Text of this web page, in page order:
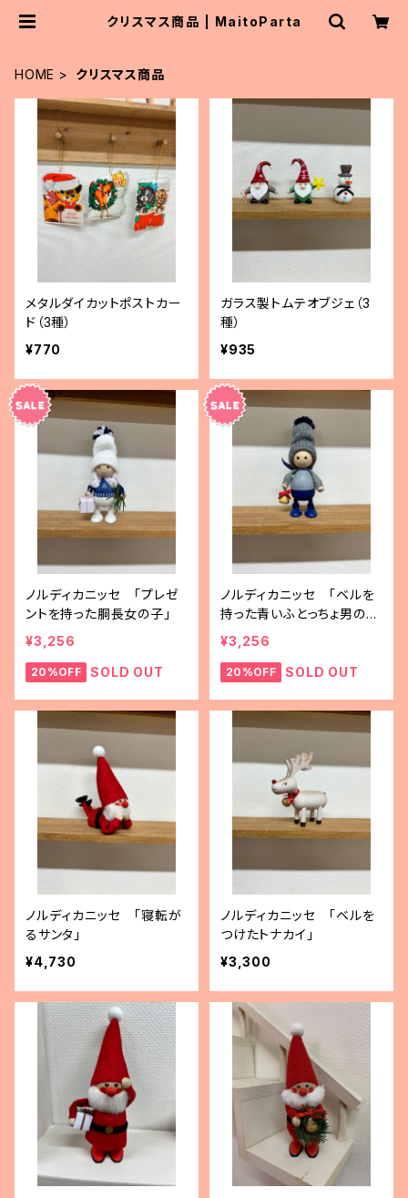
クリスマス商品 | MaitoParta
HOME クリスマス商品
メタルダイカットポストカー
ド（3種）
¥770
ガラス製トムテオブジェ（3
種）
¥935
ノルディカニッセ 「プレゼ
ントを持った胴長女の子」
¥3,256
20%OFF SOLD OUT
ノルディカニッセ 「ベルを
持った青いふとっちょ男の
子」
¥3,256
20%OFF SOLD OUT
ノルディカニッセ 「寝転が
るサンタ」
¥4,730
ノルディカニッセ 「ベルを
つけたトナカイ」
¥3,300